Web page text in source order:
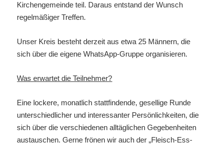
Kirchengemeinde teil. Daraus entstand der Wunsch
regelmäßiger Treffen.
Unser Kreis besteht derzeit aus etwa 25 Männern, die
sich über die eigene WhatsApp-Gruppe organisieren.
Was erwartet die Teilnehmer?
Eine lockere, monatlich stattfindende, gesellige Runde
unterschiedlicher und interessanter Persönlichkeiten, die
sich über die verschiedenen alltäglichen Gegebenheiten
austauschen. Gerne frönen wir auch der „Fleisch-Ess-